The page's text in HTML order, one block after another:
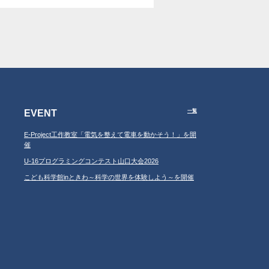
EVENT 一覧
E-Project工作教室「電気を整えて電車を動かそう！」を開
催
U-16プログラミングコンテスト山口大会2026
こども科学館inときわ～科学の世界を体験しよう～を開催